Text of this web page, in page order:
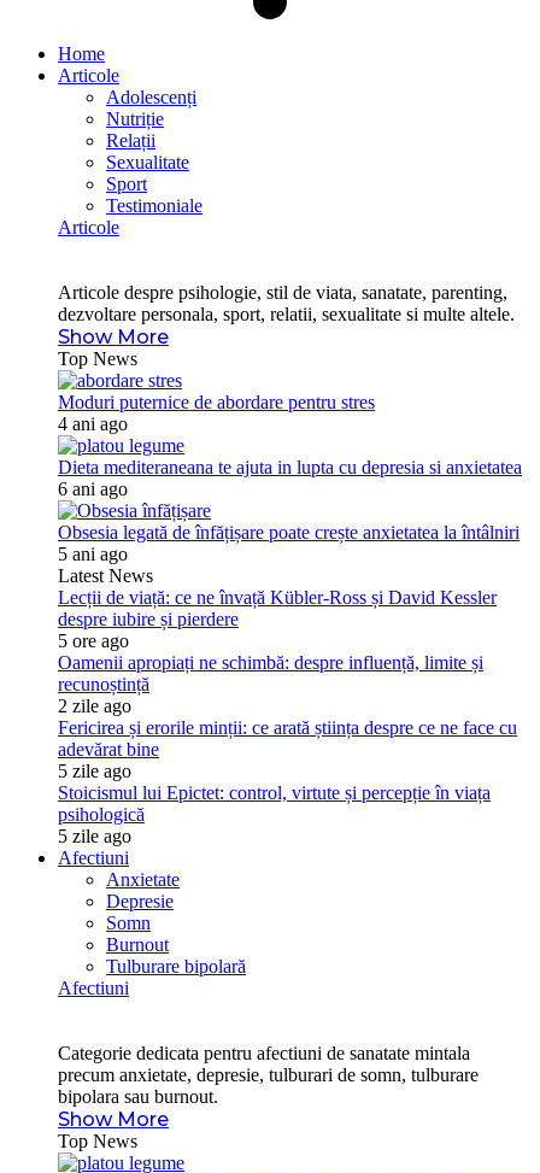
Home
Articole
Adolescenți
Nutriție
Relații
Sexualitate
Sport
Testimoniale
Articole
Articole despre psihologie, stil de viata, sanatate, parenting,
dezvoltare personala, sport, relatii, sexualitate si multe altele.
Show More
Top News
Moduri puternice de abordare pentru stres
4 ani ago
Dieta mediteraneana te ajuta in lupta cu depresia si anxietatea
6 ani ago
Obsesia legată de înfățișare poate crește anxietatea la întâlniri
5 ani ago
Latest News
Lecții de viață: ce ne învață Kübler-Ross și David Kessler
despre iubire și pierdere
5 ore ago
Oamenii apropiați ne schimbă: despre influență, limite și
recunoștință
2 zile ago
Fericirea și erorile minții: ce arată știința despre ce ne face cu
adevărat bine
5 zile ago
Stoicismul lui Epictet: control, virtute și percepție în viața
psihologică
5 zile ago
Afectiuni
Anxietate
Depresie
Somn
Burnout
Tulburare bipolară
Afectiuni
Categorie dedicata pentru afectiuni de sanatate mintala
precum anxietate, depresie, tulburari de somn, tulburare
bipolara sau burnout.
Show More
Top News